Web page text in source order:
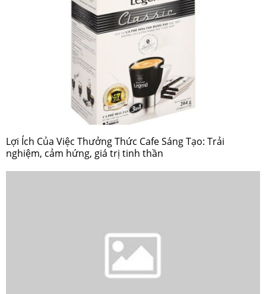
Lợi Ích Của Việc Thưởng Thức Cafe Sáng Tạo: Trải
nghiệm, cảm hứng, giá trị tinh thần